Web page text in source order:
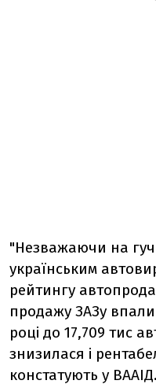
"Незважаючи на
українським
рейтингу
продажу ЗАЗу впали
році до 17,709 тис
знизилася і
констатують у ВААІД.